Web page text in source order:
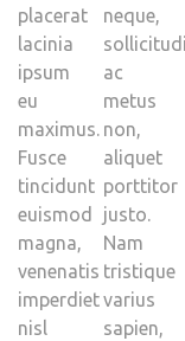
placerat
lacinia
ipsum
eu
maximus.
Fusce
tincidunt
euismod
magna,
venenatis
imperdiet
nisl
neque,
ac
metus
non,
aliquet
porttitor
justo.
Nam
tristique
varius
sapien,